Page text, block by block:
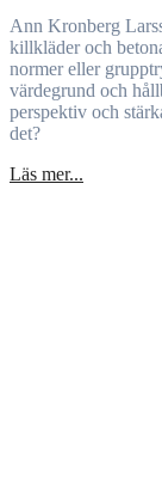
Ann Kronberg Larsson problematiserar uppdelningen i tjej- och
killkläder och
normer eller
värdegrund och
perspektiv och
det?
Läs mer...